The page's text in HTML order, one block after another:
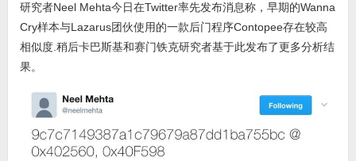
研究者Neel Mehta今日在Twitter率先发布消息称，早期的Wanna
Cry样本与Lazarus团伙使用的一款后门程序Contopee存在较高
相似度.稍后卡巴斯基和赛门铁克研究者基于此发布了更多分析结
果。